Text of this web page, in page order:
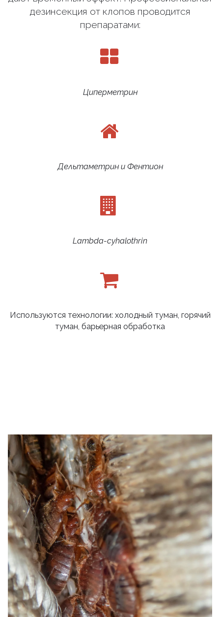
дезинсекция от клопов проводится
препаратами:
Циперметрин
Дельтаметрин и Фентион
Lambda-cyhalothrin
Используются технологии: холодный туман, горячий
туман, барьерная обработка